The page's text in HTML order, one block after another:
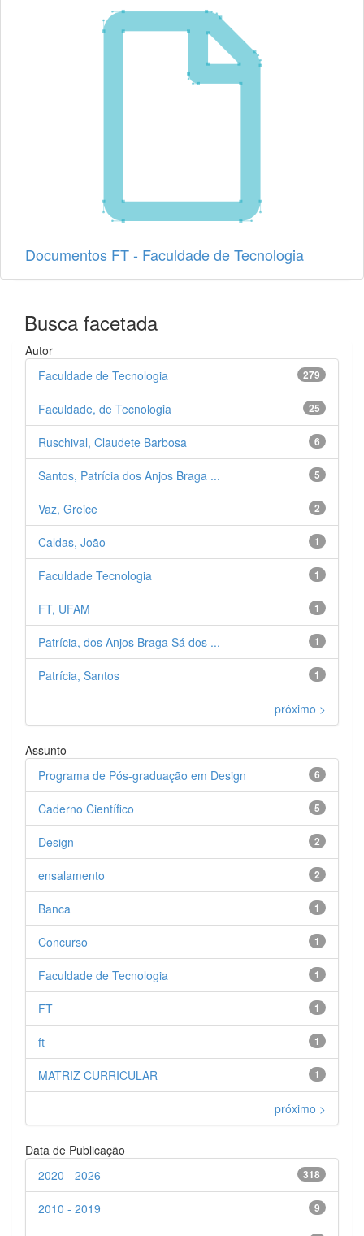
Documentos FT - Faculdade de Tecnologia
Busca facetada
Autor
279
Faculdade de Tecnologia
25
Faculdade, de Tecnologia
6
Ruschival, Claudete Barbosa
5
Santos, Patrícia dos Anjos Braga ...
2
Vaz, Greice
1
Caldas, João
1
Faculdade Tecnologia
1
FT, UFAM
1
Patrícia, dos Anjos Braga Sá dos ...
1
Patrícia, Santos
próximo >
Assunto
6
Programa de Pós-graduação em Design
5
Caderno Científico
2
Design
2
ensalamento
1
Banca
1
Concurso
1
Faculdade de Tecnologia
1
FT
1
ft
1
MATRIZ CURRICULAR
próximo >
Data de Publicação
318
2020 - 2026
9
2010 - 2019